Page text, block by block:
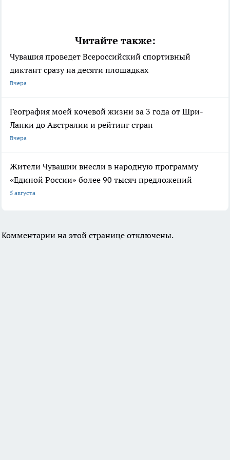
Читайте также:
Чувашия проведет Всероссийский спортивный
диктант сразу на десяти площадках
Вчера
География моей кочевой жизни за 3 года от Шри-
Ланки до Австралии и рейтинг стран
Вчера
Жители Чувашии внесли в народную программу
«Единой России» более 90 тысяч предложений
5 августа
Комментарии на этой странице отключены.